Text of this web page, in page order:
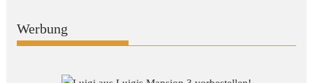
Werbung